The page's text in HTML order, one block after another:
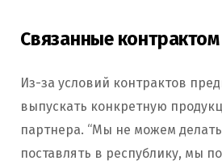
Связанные контрактом
Из-за условий контрактов
выпускать конкретную
партнера. “Мы не можем
поставлять в республику, мы